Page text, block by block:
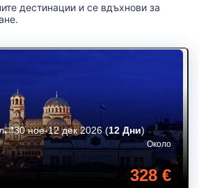
дестинации и се вдъхнови за
Около
328 €
30 ное-12 дек 2026(12 Дни)